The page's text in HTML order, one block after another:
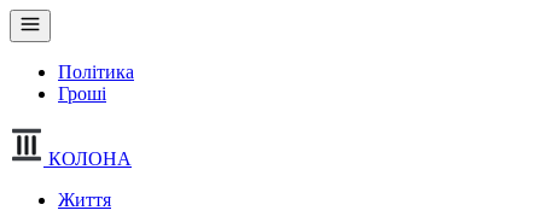
Політика
Гроші
КОЛОНА
Життя